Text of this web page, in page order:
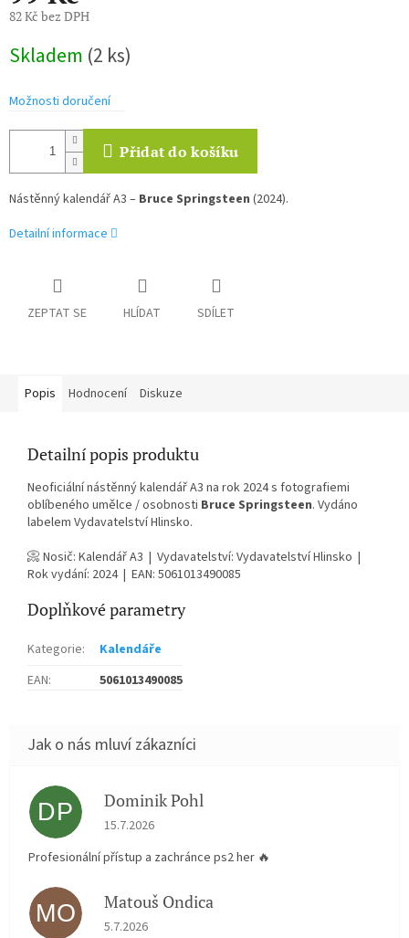
82 Kč bez DPH
cena:
Skladem (2 ks)
Možnosti doručení
Přidat do košíku
Nástěnný kalendář A3 – Bruce Springsteen (2024).
Detailní informace
ZEPTAT SE HLÍDAT SDÍLET
Popis Hodnocení Diskuze
Detailní popis produktu
Neoficiální nástěnný kalendář A3 na rok 2024 s fotografiemi
oblíbeného umělce / osobnosti Bruce Springsteen. Vydáno
labelem Vydavatelství Hlinsko.
📀 Nosič: Kalendář A3 | Vydavatelství: Vydavatelství Hlinsko |
Rok vydání: 2024 | EAN: 5061013490085
Doplňkové parametry
Kategorie:
Kalendáře
EAN: 5061013490085
DP Dominik Pohl
Hodnocení obchodu je 5 z 5 hvězdiček.
15.7.2026
Profesionální přístup a zachránce ps2 her 🔥
MO Matouš Ondica
Hodnocení obchodu je 5 z 5 hvězdiček.
5.7.2026